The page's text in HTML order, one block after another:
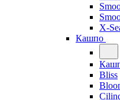
X-
Кашпо
Bliss